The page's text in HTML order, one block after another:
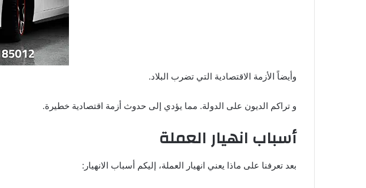
وأيضاً الأزمة الاقتصادية التي تضرب البلاد.
و تراكم الديون على الدولة. مما يؤدي إلى حدوث أزمة اقتصادية خطيرة.
أسباب انهيار العملة
بعد تعرفنا على ماذا يعني انهيار العملة، إليكم أسباب الانهيار: